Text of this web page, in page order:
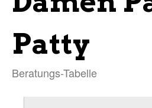
Patty
Beratungs-Tabelle